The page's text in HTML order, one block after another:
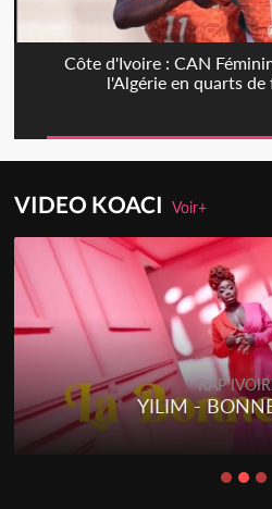
Côte d'Ivoire : CAN
l'Algérie en quarts de
VIDEO KOACIVoir+
RAP
YILIM -